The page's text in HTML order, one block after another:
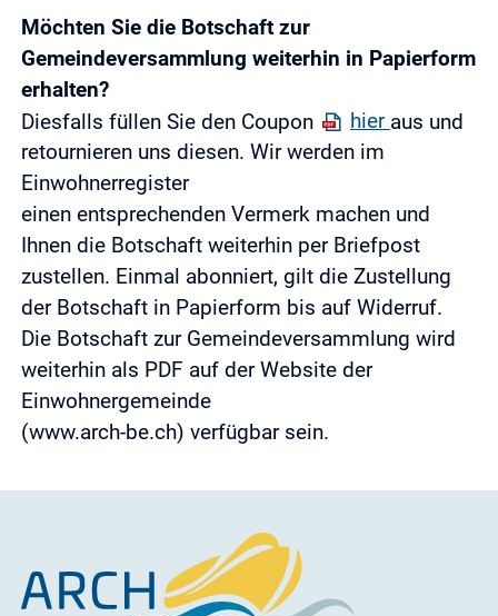
Möchten Sie die Botschaft zur
Gemeindeversammlung weiterhin in Papierform
erhalten?
Diesfalls füllen Sie den Coupon
hier aus und
retournieren uns diesen. Wir werden im
Einwohnerregister
einen entsprechenden Vermerk machen und
Ihnen die Botschaft weiterhin per Briefpost
zustellen. Einmal abonniert, gilt die Zustellung
der Botschaft in Papierform bis auf Widerruf.
Die Botschaft zur Gemeindeversammlung wird
weiterhin als PDF auf der Website der
Einwohnergemeinde
(www.arch-be.ch) verfügbar sein.